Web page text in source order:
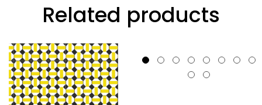
Related products